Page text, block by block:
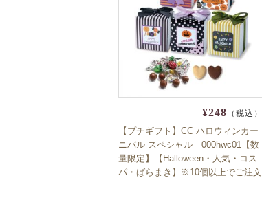
¥248 （税込）
【プチギフト】CC ハロウィンカー
ニバル スペシャル 000hwc01【数
量限定】【Halloween・人気・コス
パ・ばらまき】※10個以上でご注文